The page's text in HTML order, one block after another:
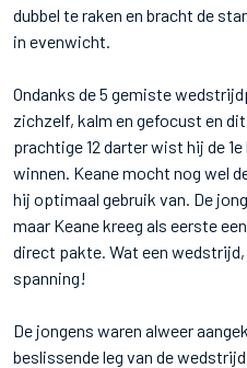
dubbel te raken en bracht de
in evenwicht.
Ondanks de 5 gemiste
zichzelf, kalm en gefocust en
prachtige 12 darter wist hij de
winnen. Keane mocht nog wel
hij optimaal gebruik van. De
maar Keane kreeg als eerste
direct pakte. Wat een
spanning!
De jongens waren alweer
beslissende leg van de